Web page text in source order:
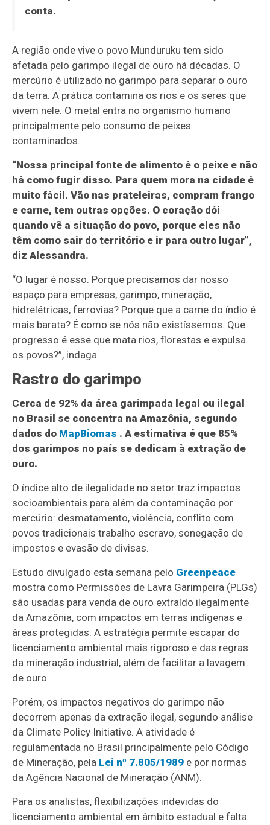
conta.
A região onde vive o povo Munduruku tem sido
afetada pelo garimpo ilegal de ouro há décadas. O
mercúrio é utilizado no garimpo para separar o ouro
da terra. A prática contamina os rios e os seres que
vivem nele. O metal entra no organismo humano
principalmente pelo consumo de peixes
contaminados.
“Nossa principal fonte de alimento é o peixe e não
há como fugir disso. Para quem mora na cidade é
muito fácil. Vão nas prateleiras, compram frango
e carne, tem outras opções. O coração dói
quando vê a situação do povo, porque eles não
têm como sair do território e ir para outro lugar”,
diz Alessandra.
“O lugar é nosso. Porque precisamos dar nosso
espaço para empresas, garimpo, mineração,
hidrelétricas, ferrovias? Porque que a carne do índio é
mais barata? É como se nós não existíssemos. Que
progresso é esse que mata rios, florestas e expulsa
os povos?”, indaga.
Rastro do garimpo
Cerca de 92% da área garimpada legal ou ilegal
no Brasil se concentra na Amazônia, segundo
dados do MapBiomas . A estimativa é que 85%
dos garimpos no país se dedicam à extração de
ouro.
O índice alto de ilegalidade no setor traz impactos
socioambientais para além da contaminação por
mercúrio: desmatamento, violência, conflito com
povos tradicionais trabalho escravo, sonegação de
impostos e evasão de divisas.
Estudo divulgado esta semana pelo Greenpeace
mostra como Permissões de Lavra Garimpeira (PLGs)
são usadas para venda de ouro extraído ilegalmente
da Amazônia, com impactos em terras indígenas e
áreas protegidas. A estratégia permite escapar do
licenciamento ambiental mais rigoroso e das regras
da mineração industrial, além de facilitar a lavagem
de ouro.
Porém, os impactos negativos do garimpo não
decorrem apenas da extração ilegal, segundo análise
da Climate Policy Initiative. A atividade é
regulamentada no Brasil principalmente pelo Código
de Mineração, pela Lei nº 7.805/1989 e por normas
da Agência Nacional de Mineração (ANM).
Para os analistas, flexibilizações indevidas do
licenciamento ambiental em âmbito estadual e falta